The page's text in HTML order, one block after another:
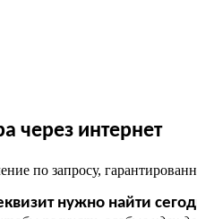
через интернет
по запросу,
нужно найти